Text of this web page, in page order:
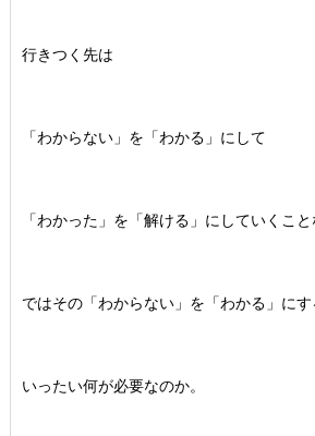
行きつく先は
「わからない」を「わかる」にして
「わかった」を「解ける」にしていくこと
ではその「わからない」を「わかる」に
いったい何が必要なのか。